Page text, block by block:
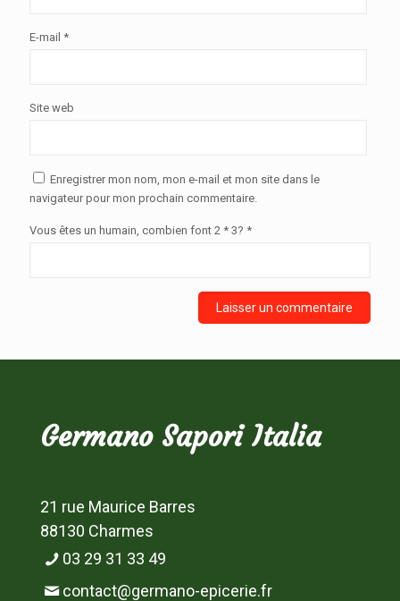
E-mail *
Site web
Enregistrer mon nom, mon e-mail et mon site dans le
navigateur pour mon prochain commentaire.
Vous êtes un humain, combien font 2 * 3? *
Germano Sapori Italia
21 rue Maurice Barres
88130 Charmes
03 29 31 33 49
contact@germano-epicerie.fr